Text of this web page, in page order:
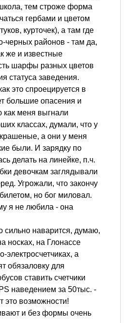
тем строже форма
гербами и цветом
курточек), а там где
черных районов - там да,
же и известные
шарфы разных цветов
статуса заведения.
это спроецируется в
большие опасения и
меня выгнали
классах, думали, что у
а они у меня
были. И зарядку по
делать на линейке, п.ч.
девочкам заглядывали
Угрожали, что закончу
но бог миловал.
я не любила - она
сильно наварится, думаю,
носках, на Глонассе
электросчетчиках, а
обязаловку для
ставить счетчики
наведением за 50тыс. -
это возможности!
и без формы очень